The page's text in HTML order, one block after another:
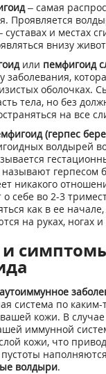
– самая
Проявляется
суставах и местах
внизу
или пемфигоид
заболевания,
оболочках.
тела, но без
на все
(герпес
волдырей
называют герпесом
никакого
о себе во 2-3
как в ее
на руках, ногах
аутоиммунное
система по каким-
кожи. В
иммунной
кожи, что
волдыри.